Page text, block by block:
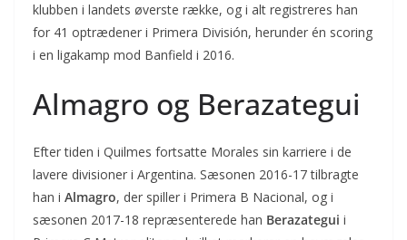
klubben i landets øverste række, og i alt registreres han
for 41 optrædener i Primera División, herunder én scoring
i en ligakamp mod Banfield i 2016.
Almagro og Berazategui
Efter tiden i Quilmes fortsatte Morales sin karriere i de
lavere divisioner i Argentina. Sæsonen 2016-17 tilbragte
han i Almagro, der spiller i Primera B Nacional, og i
sæsonen 2017-18 repræsenterede han Berazategui i